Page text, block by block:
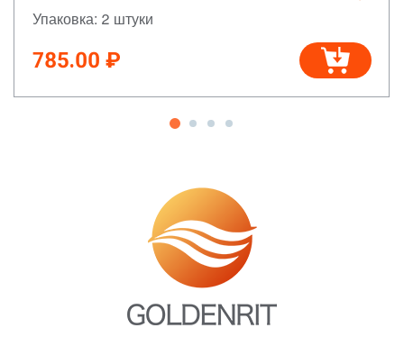
Упаковка: 2 штуки
785.00 ₽